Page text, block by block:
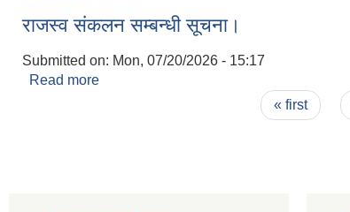
राजस्व संकलन सम्बन्धी सूचना।
Submitted on: Mon, 07/20/2026 - 15:17
Read more
« first